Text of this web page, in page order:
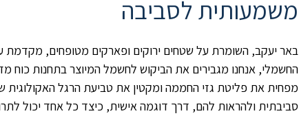
משמעותית לסביבה
באר יעקב, השומרת על שטחים ירוקים ופארקים מטופחים, מקדמת
החשמלי, אנחנו מגבירים את הביקוש לחשמל המיוצר בתחנות כוח
מפחית את פליטת גזי החממה ומקטין את טביעת הרגל האקולוגית
סביבתית ולהראות להם, דרך דוגמה אישית, כיצד כל אחד יכול